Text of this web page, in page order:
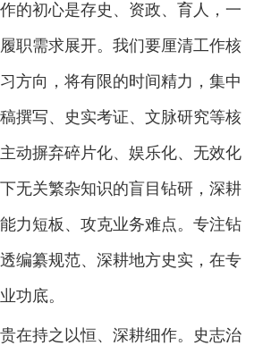
的初心是存史、资政、育人，一
职需求展开。我们要厘清工作核
方向，将有限的时间精力，集中
撰写、史实考证、文脉研究等核
动摒弃碎片化、娱乐化、无效化
无关繁杂知识的盲目钻研，深耕
力短板、攻克业务难点。专注钻
编纂规范、深耕地方史实，在专
功底。
在持之以恒、深耕细作。史志治